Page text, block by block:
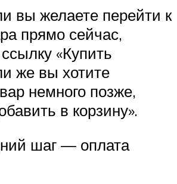
вы желаете перейти к
прямо сейчас,
«Купить
же вы хотите
немного позже,
в корзину».
шаг — оплата